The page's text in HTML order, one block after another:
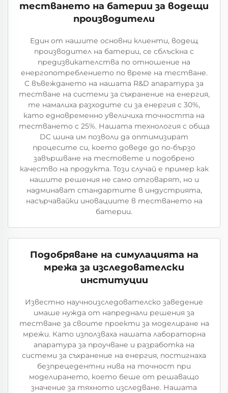
тестването на батерии за водещи
производители
Един от нашите основни клиенти, водещ
производител на батерии, се сблъскна с
предизвикателства по отношение на
енергопотреблението по време на тестване.
С въвеждането на нашата R&D апаратура за
тестване на системи за съхранение на енергия,
те намалиха разходите си за енергия с 30%,
като едновременно увеличиха точността на
тестването с 25%. Нашата технология с обща
DC шина им позволи да оптимизират
процесите си, което доведе до по-бързо
завършване на тестовете и подобрено
качество на продукта. Този случай е пример как
нашите решения не само отговарят, но и
надминават стандартите в индустрията,
насърчавайки иновациите в тестването на
батерии.
Подобряване на симулацията на
мрежа за изследователски
институции
Известно научноизследователско заведение
имаше нужда от напреднали решения за
тестване за своите проекти за моделиране на
мрежи. Като използваха нашата лабораторна
апаратура за проучване и разработка на
системи за съхранение на енергия, постигнаха
безпрецедентни нива на точност при
моделирането, което беше от решаващо
значение за тяхното изследване. Нашата